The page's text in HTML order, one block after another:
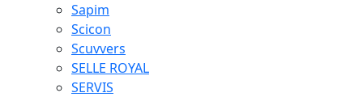
Sapim
Scicon
Scuvvers
SELLE ROYAL
SERVIS